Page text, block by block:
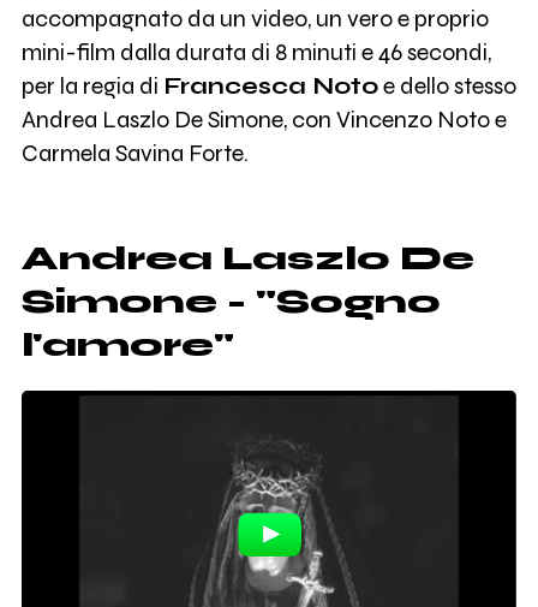
accompagnato da un video, un vero e proprio
mini-film dalla durata di 8 minuti e 46 secondi,
per la regia di Francesca Notoe dello stesso
Andrea Laszlo De Simone, con Vincenzo Noto e
Carmela Savina Forte.
Andrea Laszlo De
Simone - "Sogno
l'amore"